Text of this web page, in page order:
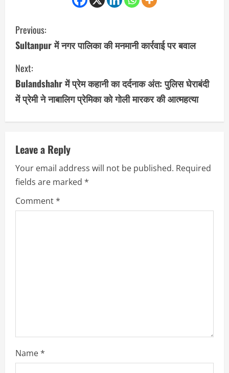
C
o
n
t
i
u
e
R
e
Previous:
Sultanpur में नगर पालिका की मनमानी कार्रवाई पर बवाल
Next:
Bulandshahr में प्रेम कहानी का दर्दनाक अंत: पुलिस घेराबंदी
में प्रेमी ने नाबालिग प्रेमिका को गोली मारकर की आत्महत्या
Leave a Reply
Your email address will not be published. Required
fields are marked *
Comment*
Name*